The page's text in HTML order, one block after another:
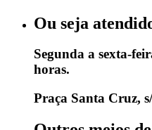
Ou seja
Segunda a sexta-
horas.
Praça Santa Cruz,